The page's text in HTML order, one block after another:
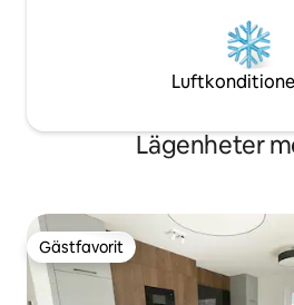
Lägenheter
Gästfavorit
Gästfavorit